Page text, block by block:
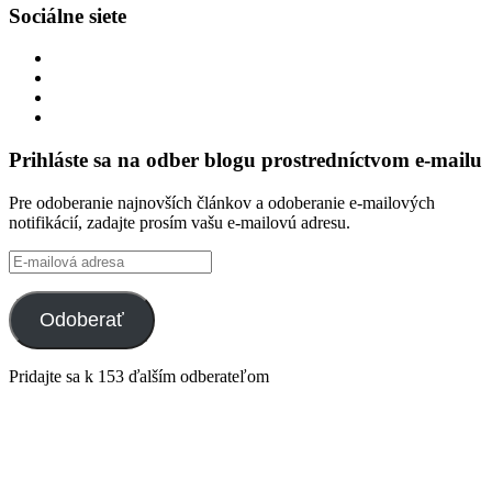
Sociálne siete
Twitter
na
tekkoooo
YouTube
Prihláste sa na odber blogu prostredníctvom e-mailu
Pre odoberanie najnovších článkov a odoberanie e-mailových
notifikácií, zadajte prosím vašu e-mailovú adresu.
E-
mailová
adresa
Odoberať
Pridajte sa k 153 ďalším odberateľom